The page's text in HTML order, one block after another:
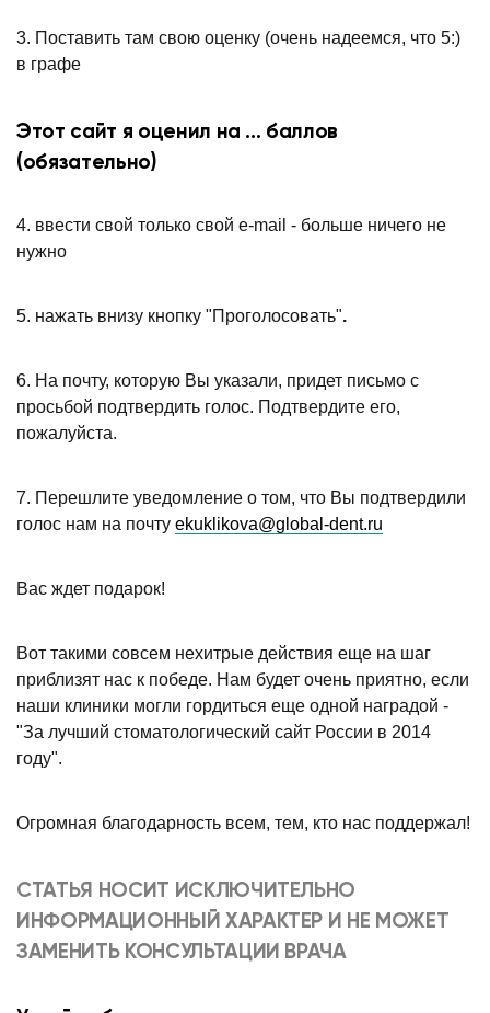
3. Поставить там свою оценку (очень надеемся, что 5:)
в графе
Этот сайт я оценил на ... баллов
(обязательно)
4. ввести свой только свой e-mail - больше ничего не
нужно
5. нажать внизу кнопку "Проголосовать".
6. На почту, которую Вы указали, придет письмо с
просьбой подтвердить голос. Подтвердите его,
пожалуйста.
7. Перешлите уведомление о том, что Вы подтвердили
голос нам на почту ekuklikova@global-dent.ru
Вас ждет подарок!
Вот такими совсем нехитрые действия еще на шаг
приблизят нас к победе. Нам будет очень приятно, если
наши клиники могли гордиться еще одной наградой -
"За лучший стоматологический сайт России в 2014
году".
Огромная благодарность всем, тем, кто нас поддержал!
СТАТЬЯ НОСИТ ИСКЛЮЧИТЕЛЬНО
ИНФОРМАЦИОННЫЙ ХАРАКТЕР И НЕ МОЖЕТ
ЗАМЕНИТЬ КОНСУЛЬТАЦИИ ВРАЧА